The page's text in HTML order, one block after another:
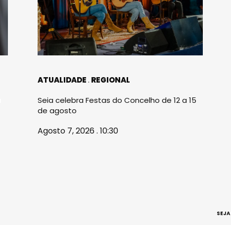
ATUALIDADE REGIONAL
Seia celebra Festas do Concelho de 12 a 15
de agosto
Agosto 7, 2026 . 10:30